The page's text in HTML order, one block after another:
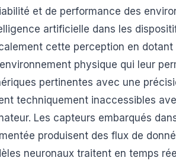
et de performance des
artificielle dans les
cette perception en
physique qui leur
pertinentes avec une
techniquement inaccessibles
Les capteurs embarqués
produisent des flux de
neuronaux traitent en temps